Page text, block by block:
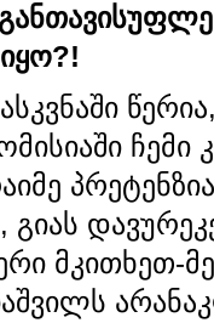
?!
ჩემი
მკითხეთ-